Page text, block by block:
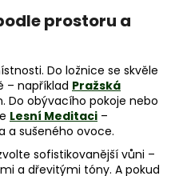
prostoru a
Do ložnice se skvěle
– například Pražská
Do obývacího pokoje nebo
Lesní Meditaci –
a sušeného ovoce.
sofistikovanější vůni –
a dřevitými tóny. A pokud